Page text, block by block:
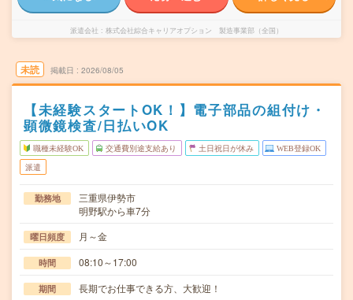
派遣会社 株式会社綜合キャリアオプション 製造事業部（全国）
未読 掲載日 2026/08/05
【未経験スタートOK！】電子部品の組付け・
顕微鏡検査/日払いOK
職種未経験OK 交通費別途支給あり 土日祝日が休み WEB登録OK
派遣
勤務地
三重県伊勢市
明野駅から車7分
曜日頻度 月～金
時間 08:10～17:00
期間 長期でお仕事できる方、大歓迎！